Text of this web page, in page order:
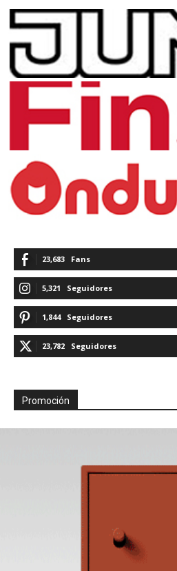
23,683 Fans
5,321 Seguidores
1,844 Seguidores
23,782 Seguidores
Promoción